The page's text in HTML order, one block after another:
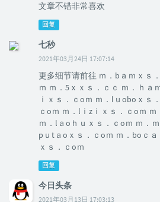
文章不错非常喜欢
回复
七秒
2021年03月24日 17:07:14
更多细节请前往 ｍ．bａｍｘｓ
ｍ ｍ．5ｘｘｓ．ｃｃ ｍ．ｈａ
ｉｘｓ．ｃoｍ ｍ．lｕoboｘｓ
ｃoｍ ｍ．lｉzｉｘｓ．ｃoｍ
ｍ．lａoｈｕｘｓ．ｃoｍ ｍ．
pｕtａoｘｓ．ｃoｍ ｍ．boｃ
ｘｓ．ｃoｍ
回复
今日头条
2021年03月13日 17:03:13